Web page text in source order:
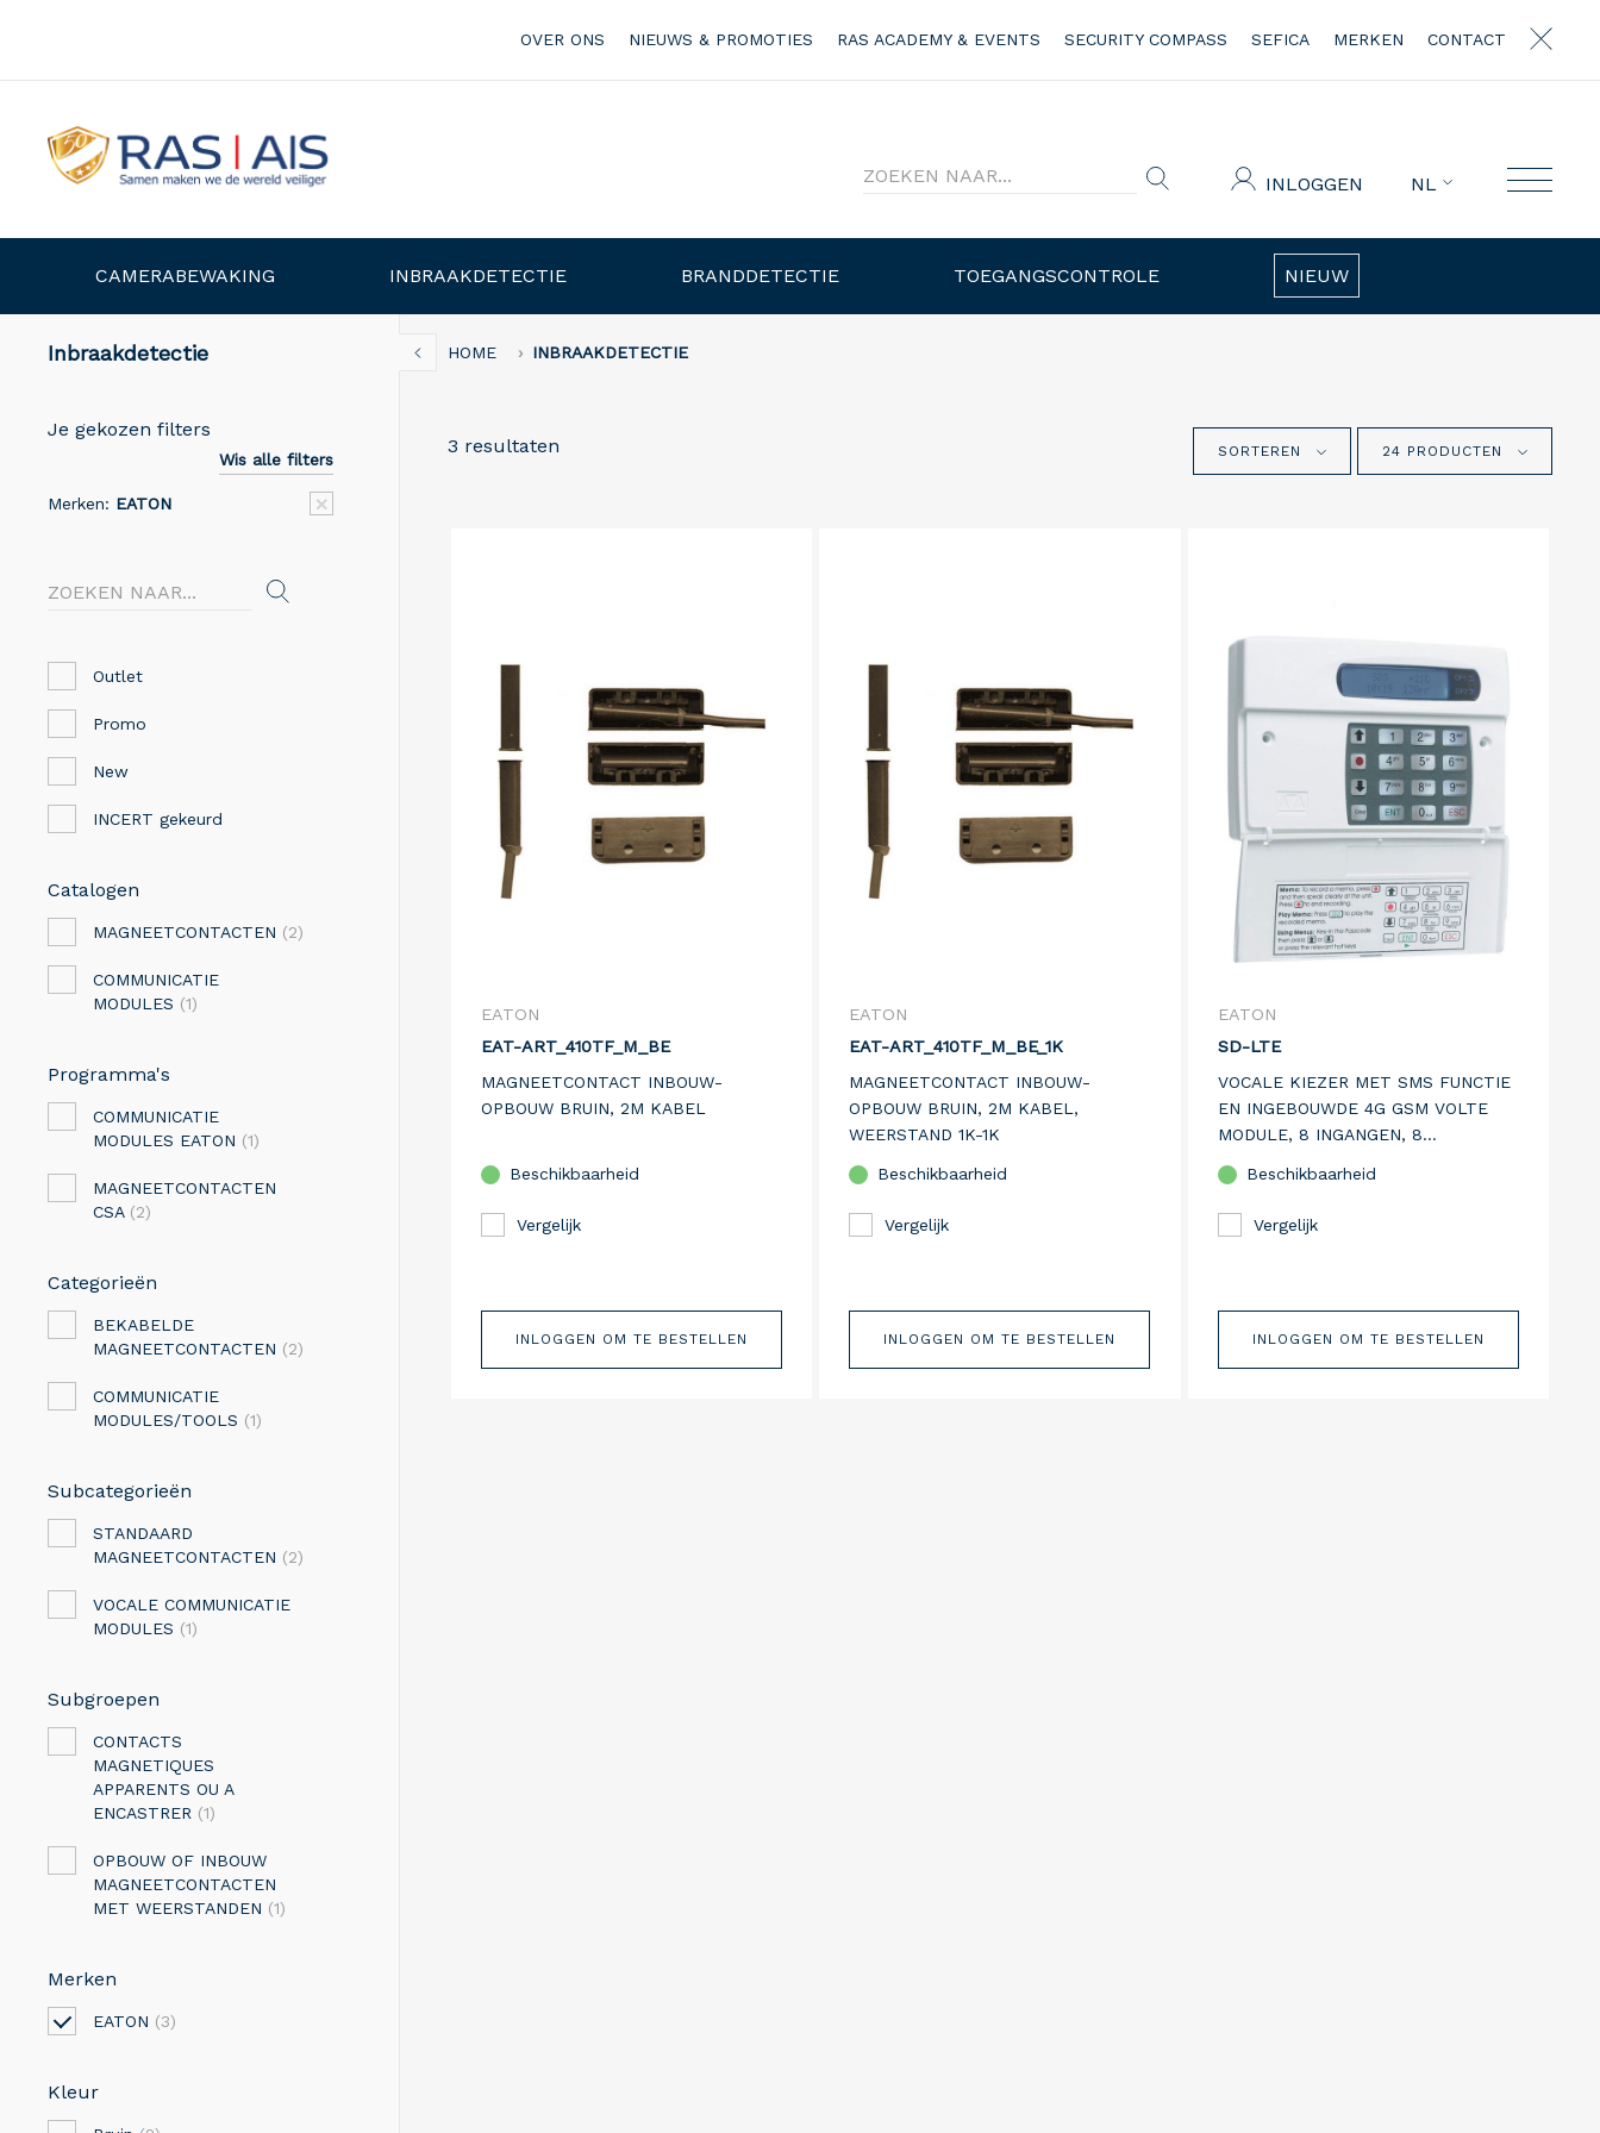
OVER ONS NIEUWS & PROMOTIES RAS ACADEMY & EVENTS SECURITY COMPASS SEFICA MERKEN CONTACT
INLOGGEN NL
CAMERABEWAKING INBRAAKDETECTIE BRANDDETECTIE TOEGANGSCONTROLE NIEUW
Inbraakdetectie
Je gekozen filters
Wis alle filters
Merken: EATON
Outlet
Promo
New
INCERT gekeurd
Catalogen
MAGNEETCONTACTEN (2)
COMMUNICATIE
MODULES (1)
Programma's
COMMUNICATIE
MODULES EATON (1)
MAGNEETCONTACTEN
CSA (2)
Categorieën
BEKABELDE
MAGNEETCONTACTEN (2)
COMMUNICATIE
MODULES/TOOLS (1)
Subcategorieën
STANDAARD
MAGNEETCONTACTEN (2)
VOCALE COMMUNICATIE
MODULES (1)
Subgroepen
CONTACTS
MAGNETIQUES
APPARENTS OU A
ENCASTRER (1)
OPBOUW OF INBOUW
MAGNEETCONTACTEN
MET WEERSTANDEN (1)
Merken
EATON (3)
Kleur
HOME INBRAAKDETECTIE
3 resultaten SORTEREN 24 PRODUCTEN
EATON
EAT-ART_410TF_M_BE
MAGNEETCONTACT INBOUW-
OPBOUW BRUIN, 2M KABEL
Beschikbaarheid
Vergelijk
INLOGGEN OM TE BESTELLEN
EATON
EAT-ART_410TF_M_BE_1K
MAGNEETCONTACT INBOUW-
OPBOUW BRUIN, 2M KABEL,
WEERSTAND 1K-1K
Beschikbaarheid
Vergelijk
INLOGGEN OM TE BESTELLEN
EATON
SD-LTE
VOCALE KIEZER MET SMS FUNCTIE
EN INGEBOUWDE 4G GSM VOLTE
MODULE, 8 INGANGEN, 8
TELEFOONNUMMERS, MEERTALIGE
VERSIE
Beschikbaarheid
Vergelijk
INLOGGEN OM TE BESTELLEN